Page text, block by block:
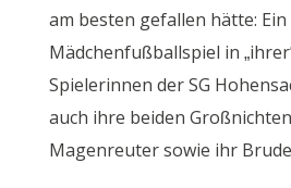
am besten gefallen hätte: Ein
Mädchenfußballspiel in
Spielerinnen der SG
auch ihre beiden
Magenreuter sowie ihr